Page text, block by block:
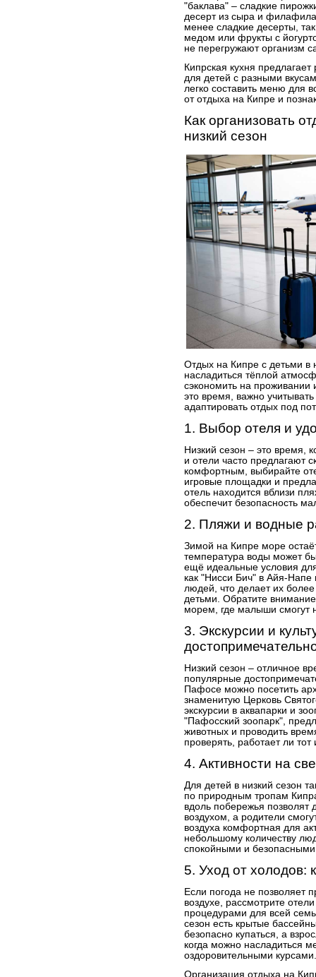
"баклава" – сладкие
десерт из сыра и
менее сладкие десерты,
медом или фрукты с
не перегружают организм
Кипрская кухня
для детей с разными
легко составить меню для
от отдыха на Кипре и
Как организовать
низкий сезон
Отдых на Кипре с детьми в
насладиться тёплой
сэкономить на проживании
это время, важно
адаптировать отдых под
1. Выбор отеля и
Низкий сезон – это время,
и отели часто предлагают
комфортным, выбирайте
игровые площадки и
отель находится вблизи
обеспечит безопасность
2. Пляжи и водные
Зимой на Кипре море
температура воды может
ещё идеальные условия
как "Нисси Бич" в Айя-
людей, что делает их
детьми. Обратите
морем, где малыши смогут
3. Экскурсии и
Низкий сезон – отличное
популярные
Пафосе можно посетить
знаменитую Церковь
экскурсии в аквапарки и
"Пафосский зоопарк",
животных и проводить
проверять, работает ли
4. Активности на
Для детей в низкий сезон
по природным тропам
вдоль побережья позволят
воздухом, а родители
воздуха комфортная для
небольшому количеству
спокойными и
5. Уход от холодов:
Если погода не позволяет
воздухе, рассмотрите
процедурами для всей
сезон есть крытые
безопасно купаться, а
когда можно насладиться
оздоровительными курсами.
Организация отдыха на